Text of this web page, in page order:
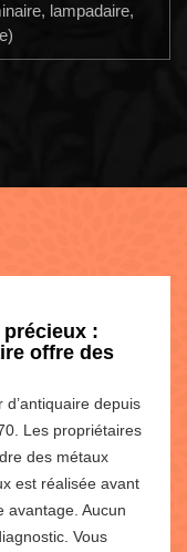
lampadaire,
:
offre des
depuis
Les propriétaires
des métaux
est réalisée avant
avantage. Aucun
Vous